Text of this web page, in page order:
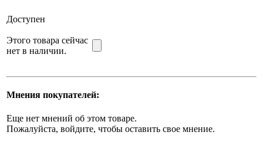
Доступен
Этого товара сейчас
нет в наличии.
Мнения покупателей:
Еще нет мнений об этом товаре.
Пожалуйста, войдите, чтобы оставить свое мнение.